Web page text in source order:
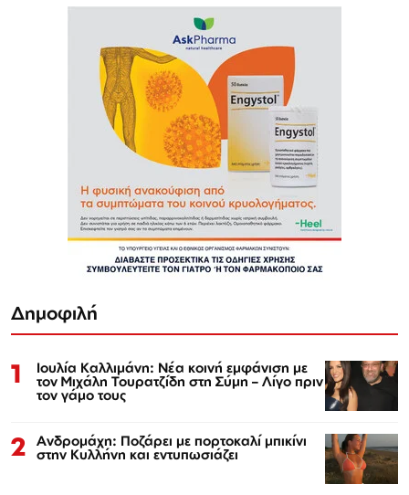
Δημοφιλή
1 Ιουλία Καλλιμάνη: Νέα κοινή εμφάνιση με
τον Μιχάλη Τουρατζίδη στη Σύμη – Λίγο πριν
τον γάμο τους
2 Ανδρομάχη: Ποζάρει με πορτοκαλί μπικίνι
στην Κυλλήνη και εντυπωσιάζει